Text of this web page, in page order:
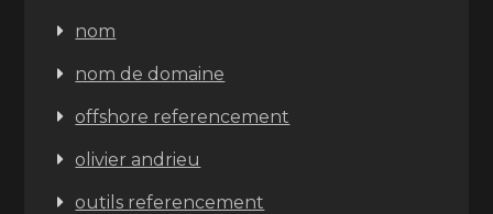
nom
nom de domaine
offshore referencement
olivier andrieu
outils referencement